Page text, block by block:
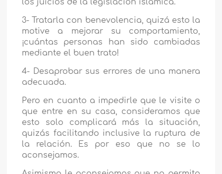
los juicios de la legislación islámica.
3- Tratarla con benevolencia, quizá esto la
motive a mejorar su comportamiento,
¡cuántas personas han sido cambiadas
mediante el buen trato!
4- Desaprobar sus errores de una manera
adecuada.
Pero en cuanto a impedirle que le visite o
que entre en su casa, consideramos que
esto solo complicará más la situación,
quizás facilitando inclusive la ruptura de
la relación. Es por eso que no se lo
aconsejamos.